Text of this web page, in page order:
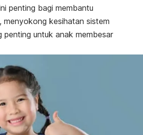
penting bagi membantu
menyokong kesihatan sistem
penting untuk anak membesar